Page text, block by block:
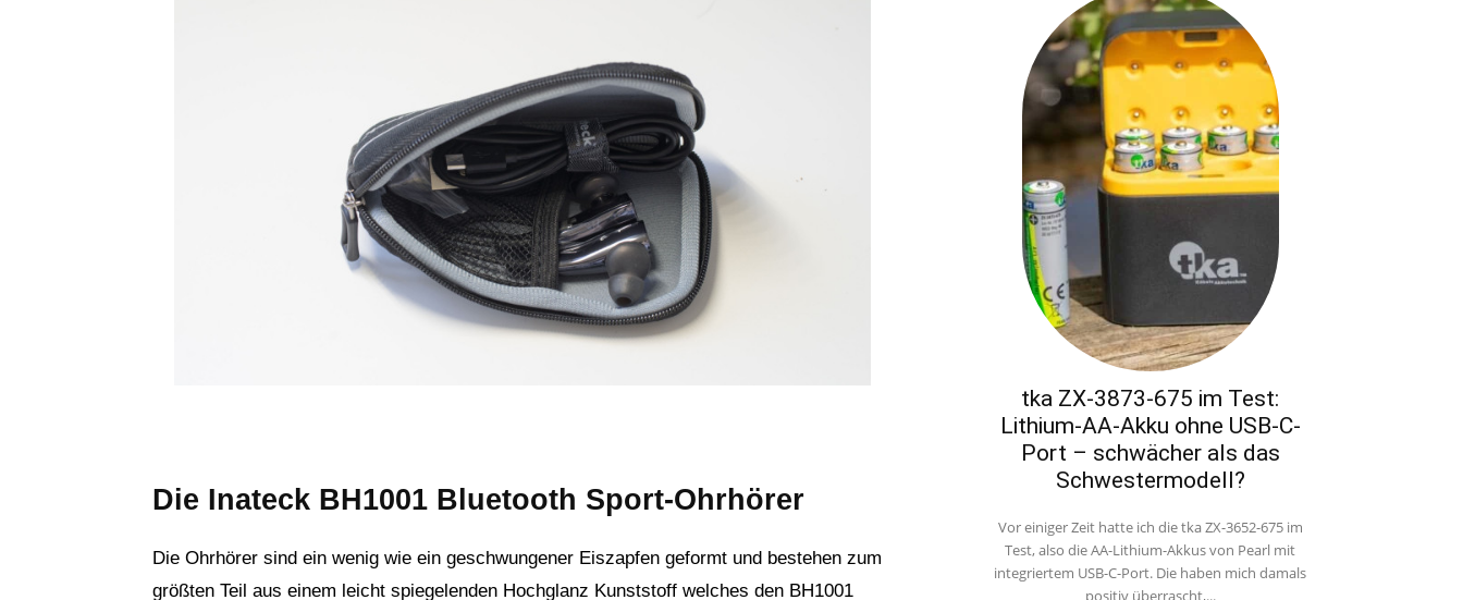
Die Inateck BH1001 Bluetooth Sport-Ohrhörer
Die Ohrhörer sind ein wenig wie ein geschwungener Eiszapfen geformt und bestehen zum
größten Teil aus einem leicht spiegelenden Hochglanz Kunststoff welches den BH1001
tka ZX-3873-675 im Test:
Lithium-AA-Akku ohne USB-C-
Port – schwächer als das
Schwestermodell?
Vor einiger Zeit hatte ich die tka ZX-3652-675 im
Test, also die AA-Lithium-Akkus von Pearl mit
integriertem USB-C-Port. Die haben mich damals
positiv überrascht,...